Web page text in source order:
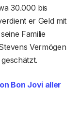
30.000 bis
er Geld mit
Familie
Vermögen
Bon Jovi aller